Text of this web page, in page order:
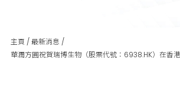
主頁 /最新消息 /
華潤方圓祝賀瑞博生物（股票代號：6938.HK）在香